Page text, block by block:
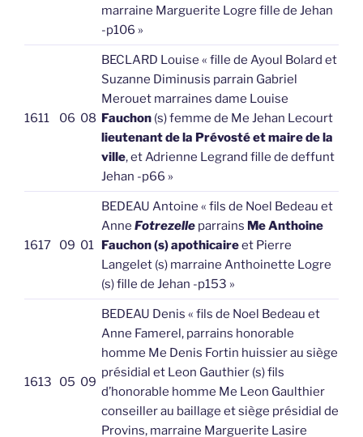
marraine Marguerite Logre fille de Jehan
-p106 »
1611 06 08
BECLARD Louise « fille de Ayoul Bolard et
Suzanne Diminusis parrain Gabriel
Merouet marraines dame Louise
Fauchon (s) femme de Me Jehan Lecourt
lieutenant de la Prévosté et maire de la
ville, et Adrienne Legrand fille de deffunt
Jehan -p66 »
1617 09 01
BEDEAU Antoine « fils de Noel Bedeau et
Anne Fotrezelle parrains Me Anthoine
Fauchon (s) apothicaireet Pierre
Langelet (s) marraine Anthoinette Logre
(s) fille de Jehan -p153 »
1613 05 09
BEDEAU Denis « fils de Noel Bedeau et
Anne Famerel, parrains honorable
homme Me Denis Fortin huissier au siège
présidial et Leon Gauthier (s) fils
d’honorable homme Me Leon Gaulthier
conseiller au baillage et siège présidial de
Provins, marraine Marguerite Lasire